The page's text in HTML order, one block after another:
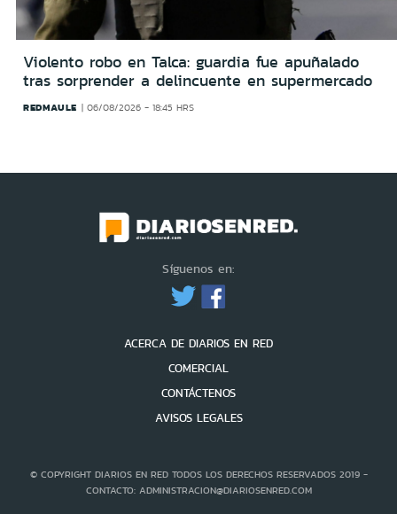
Violento robo en Talca: guardia fue apuñalado
tras sorprender a delincuente en supermercado
REDMAULE 06/08/2026 - 18:45 HRS
Síguenos en:
ACERCA DE DIARIOS EN RED
COMERCIAL
CONTÁCTENOS
AVISOS LEGALES
© COPYRIGHT DIARIOS EN RED TODOS LOS DERECHOS RESERVADOS 2019 -
CONTACTO: ADMINISTRACION@DIARIOSENRED.COM